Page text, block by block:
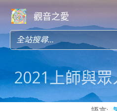
觀音之愛
2021上師與